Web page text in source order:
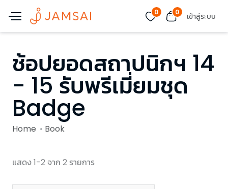
0 0 เข้าสู่ระบบ
ช้อปยอดสถาปนิกฯ 14
- 15 รับพรีเมี่ยมชุด
Badge
Home Book
แสดง 1-2 จาก 2 รายการ